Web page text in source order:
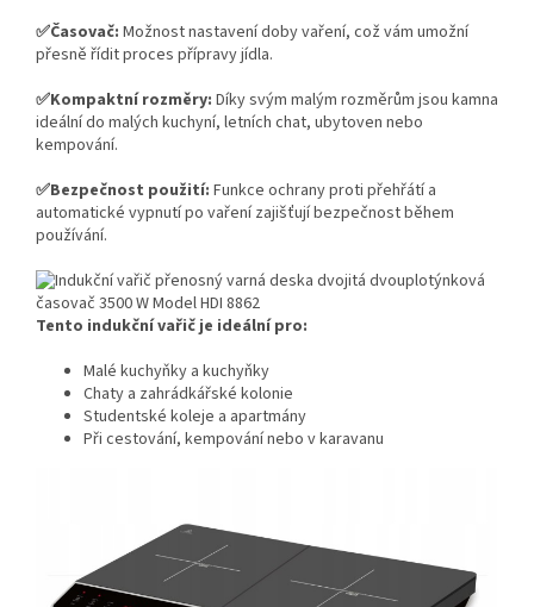
✅Časovač: Možnost nastavení doby vaření, což vám umožní
přesně řídit proces přípravy jídla.
✅Kompaktní rozměry: Díky svým malým rozměrům jsou kamna
ideální do malých kuchyní, letních chat, ubytoven nebo
kempování.
✅Bezpečnost použití: Funkce ochrany proti přehřátí a
automatické vypnutí po vaření zajišťují bezpečnost během
používání.
Tento indukční vařič je ideální pro:
Malé kuchyňky a kuchyňky
Chaty a zahrádkářské kolonie
Studentské koleje a apartmány
Při cestování, kempování nebo v karavanu